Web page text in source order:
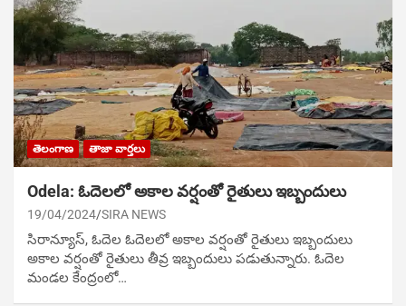
తెలంగాణ తాజా వార్తలు
Odela: ఓదెలలో అకాల వ‌ర్షంతో రైతులు ఇబ్బందులు
19/04/2024 SIRA NEWS
సిరాన్యూస్‌, ఓదెల ఓదెలలో అకాల వ‌ర్షంతో రైతులు ఇబ్బందులు
అకాల వర్షంతో రైతులు తీవ్ర ఇబ్బందులు ప‌డుతున్నారు. ఓదెల
మండల కేంద్రంలో…